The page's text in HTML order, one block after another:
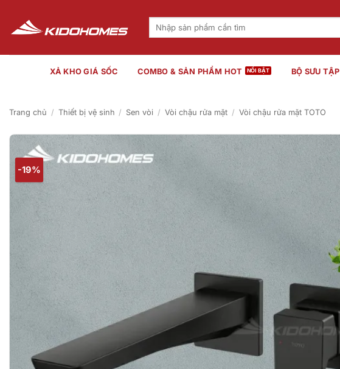
nội
dung
Tìm
XẢ KHO GIÁ SỐC COMBO & SẢN PHẨM HOT BỘ SƯU TẬP
Trang chủ / Thiết bị vệ sinh / Sen vòi / Vòi chậu rửa mặt / Vòi chậu rửa mặt TOTO
-19%